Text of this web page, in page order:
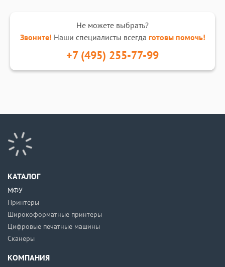
Не можете выбрать?
Звоните! Наши специалисты всегда готовы помочь!
+7 (495) 255-77-99
КАТАЛОГ
МФУ
Принтеры
Широкоформатные принтеры
Цифровые печатные машины
Сканеры
КОМПАНИЯ